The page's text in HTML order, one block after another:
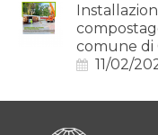
comune di
11/02/